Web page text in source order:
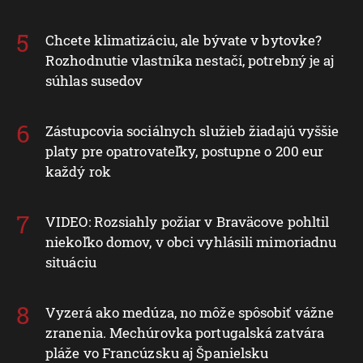
Chcete klimatizáciu, ale bývate v bytovke?
Rozhodnutie vlastníka nestačí, potrebný je aj
súhlas susedov
Zástupcovia sociálnych služieb žiadajú vyššie
platy pre opatrovateľky, postupne o 200 eur
každý rok
VIDEO: Rozsiahly požiar v Braväcove pohltil
niekoľko domov, v obci vyhlásili mimoriadnu
situáciu
Vyzerá ako medúza, no môže spôsobiť vážne
zranenia. Mechúrovka portugalská zatvára
pláže vo Francúzsku aj Španielsku